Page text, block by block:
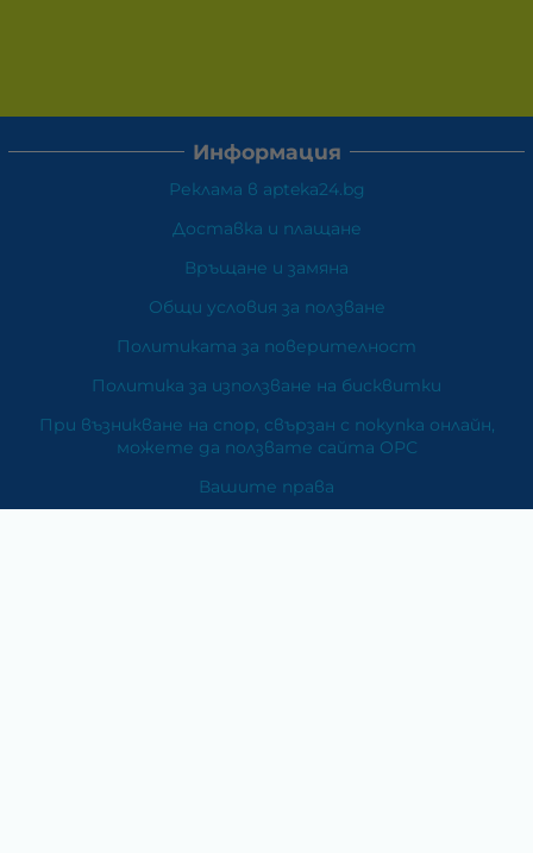
Информация
Реклама в apteka24.bg
Доставка и плащане
Връщане и замяна
Общи условия за ползване
Политиката за поверителност
Политика за използване на бисквитки
При възникване на спор, свързан с покупка онлайн,
можете да ползвате сайта ОРС
Вашите права